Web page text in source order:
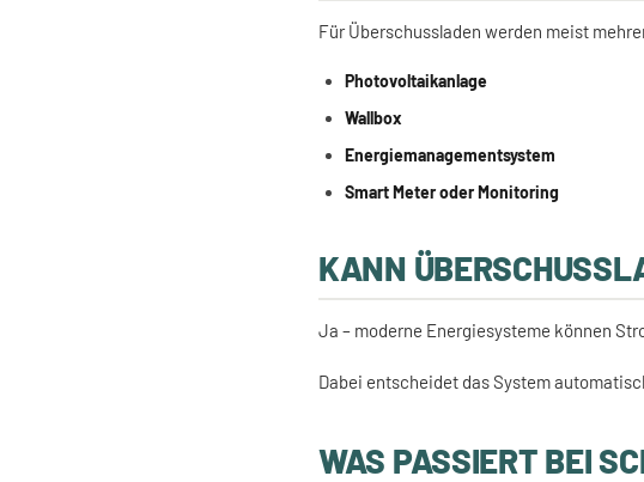
Für Überschussladen werden meist
Photovoltaikanlage
Wallbox
Energiemanagementsystem
Smart Meter oder Monitoring
KANN
Ja – moderne Energiesysteme können
Dabei entscheidet das System
WAS PASSIERT BEI